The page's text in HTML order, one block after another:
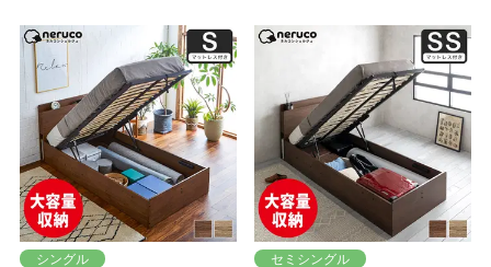
シングル
セミシングル